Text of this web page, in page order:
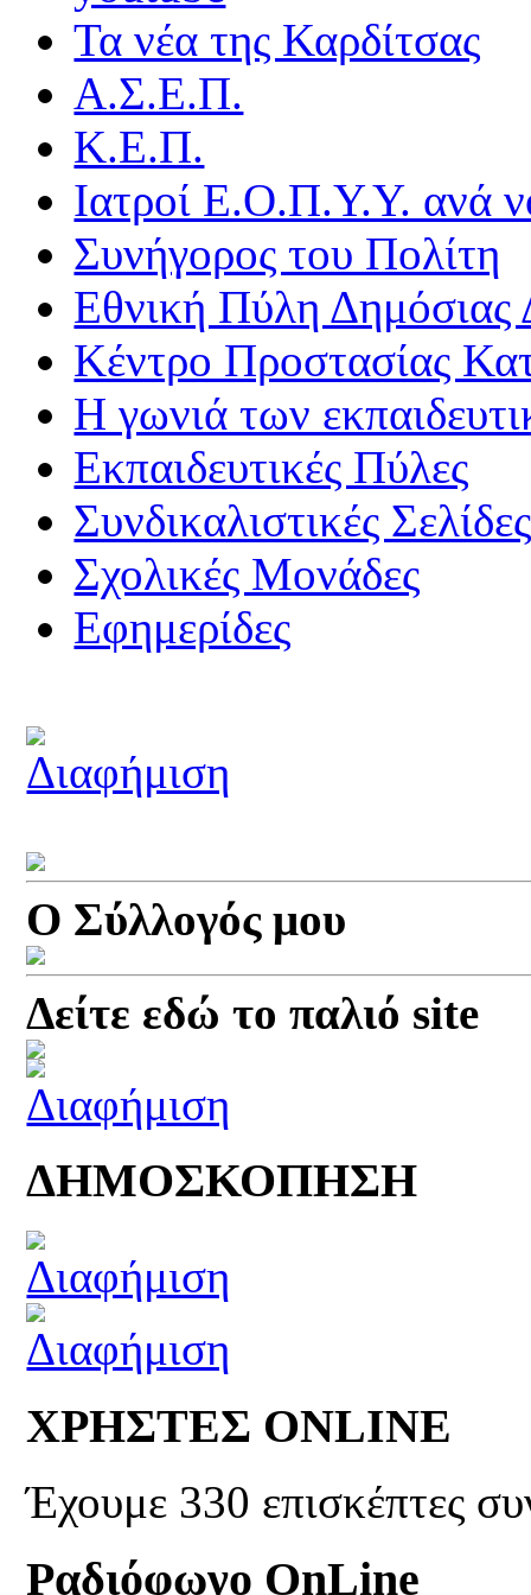
Τα νέα της Καρδίτσας
Α.Σ.Ε.Π.
Κ.Ε.Π.
Ιατροί Ε.Ο.Π.Υ.Υ. ανά
Συνήγορος του Πολίτη
Εθνική Πύλη Δημόσιας
Κέντρο Προστασίας
Η γωνιά των
Εκπαιδευτικές Πύλες
Συνδικαλιστικές Σελίδες
Σχολικές Μονάδες
Εφημερίδες
Ο Σύλλογός μου
Δείτε εδώ το παλιό site
ΔΗΜΟΣΚΟΠΗΣΗ
ΧΡΗΣΤΕΣ ONLINE
Έχουμε 330 επισκέπτες
Ραδιόφωνο OnLine